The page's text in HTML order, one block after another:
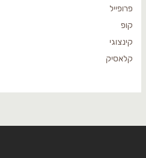
פרופייל
קופ
קינצוגי
קלאסיק